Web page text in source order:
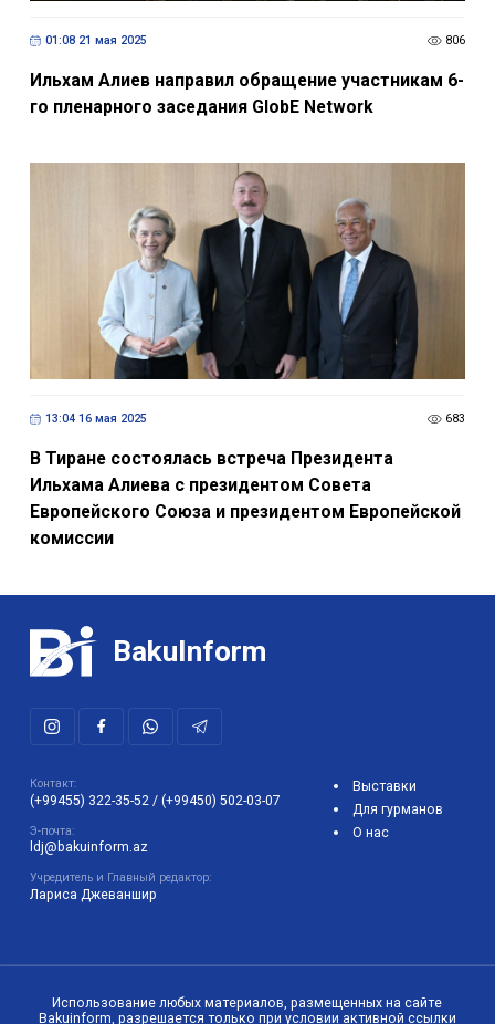
01:08 21 мая 2025 806
Ильхам Алиев направил обращение участникам 6-
го пленарного заседания GlobE Network
13:04 16 мая 2025 683
В Тиране состоялась встреча Президента
Ильхама Алиева с президентом Совета
Европейского Союза и президентом Европейской
комиссии
BakuInform
Контакт:
(+99455) 322-35-52 / (+99450) 502-03-07
Э-почта:
ldj@bakuinform.az
Учредитель и Главный редактор:
Лариса Джеваншир
Выставки
Для гурманов
О нас
Использование любых материалов, размещенных на сайте
Bakuinform, разрешается только при условии активной ссылки